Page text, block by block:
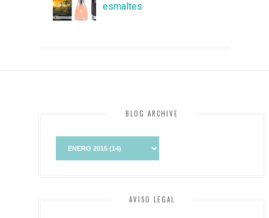
esmaltes
BLOG ARCHIVE
AVISO LEGAL